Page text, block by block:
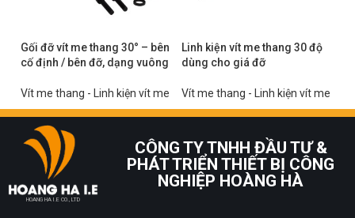
Gối đỡ vít me thang 30° – bên
cố định / bên đỡ, dạng vuông
Vít me thang - Linh kiện vít me
Linh kiện vít me thang 30 độ
dùng cho giá đỡ
Vít me thang - Linh kiện vít me
HOANG HA I.E CO., LTD
CÔNG TY TNHH ĐẦU TƯ &
PHÁT TRIỂN THIẾT BỊ CÔNG
NGHIỆP HOÀNG HÀ